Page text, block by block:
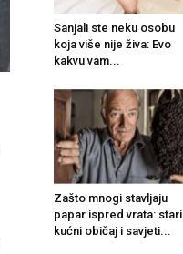
Sanjali ste neku osobu
koja više nije živa: Evo
kakvu vam...
Zašto mnogi stavljaju
papar ispred vrata: stari
kućni običaj i savjeti...